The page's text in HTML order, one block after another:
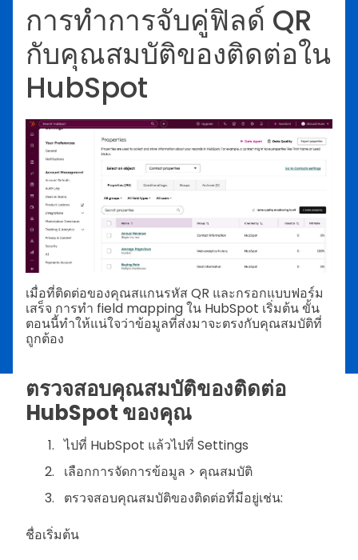
การทำการจับคู่ฟิลด์ QR
กับคุณสมบัติของติดต่อใน
HubSpot
เมื่อที่ติดต่อของคุณสแกนรหัส QR และกรอกแบบฟอร์ม
เสร็จ การทำ field mapping ใน HubSpot เริ่มต้น ขั้น
ตอนนี้ทำให้แน่ใจว่าข้อมูลที่ส่งมาจะตรงกับคุณสมบัติที่
ถูกต้อง
ตรวจสอบคุณสมบัติของติดต่อ
HubSpot ของคุณ
ไปที่ HubSpot แล้วไปที่ Settings
เลือกการจัดการข้อมูล > คุณสมบัติ
ตรวจสอบคุณสมบัติของติดต่อที่มีอยู่เช่น:
ชื่อเริ่มต้น